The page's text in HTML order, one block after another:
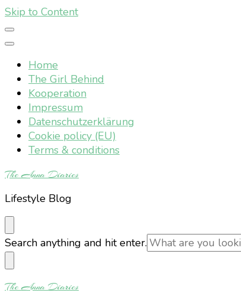
Skip to Content
Home
The Girl Behind
Kooperation
Impressum
Datenschutzerklärung
Cookie policy (EU)
Terms & conditions
The Anna Diaries
Lifestyle Blog
Looking
for
Something?
Search anything and hit enter.
The Anna Diaries